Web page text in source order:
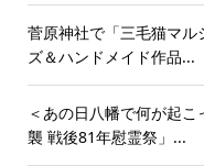
菅原神社で「三毛猫マ
ズ＆ハンドメイド作品...
＜あの日八幡で何が起
襲 戦後81年慰霊祭」...